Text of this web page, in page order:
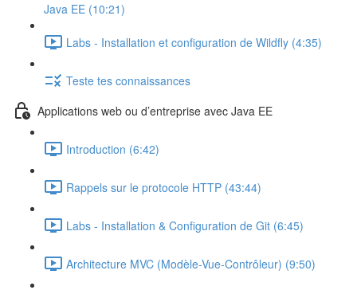
Java EE (10:21)
Labs - Installation et configuration de Wildfly (4:35)
Teste tes connaissances
Applications web ou d’entreprise avec Java EE
Introduction (6:42)
Rappels sur le protocole HTTP (43:44)
Labs - Installation & Configuration de Git (6:45)
Architecture MVC (Modèle-Vue-Contrôleur) (9:50)